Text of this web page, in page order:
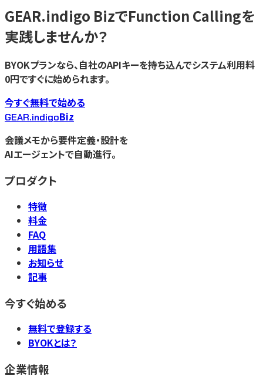
GEAR.indigo BizでFunction Callingを
実践しませんか？
BYOKプランなら、自社のAPIキーを持ち込んでシステム利用料
0円ですぐに始められます。
今すぐ無料で始める
GEAR.indigoBiz
会議メモから要件定義・設計を
AIエージェントで自動進行。
プロダクト
特徴
料金
FAQ
用語集
お知らせ
記事
今すぐ始める
無料で登録する
BYOKとは？
企業情報